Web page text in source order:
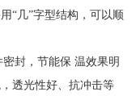
“几”字型结构，可以顺
封，节能保 温效果明
透光性好、抗冲击等